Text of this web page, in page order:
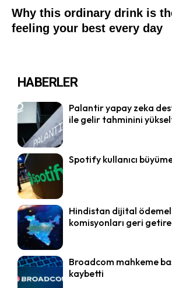
HABERLER
Palantir yapay zeka
ile gelir tahminini
Spotify kullanıcı
Hindistan dijital
komisyonları geri
Broadcom mahkeme
kaybetti